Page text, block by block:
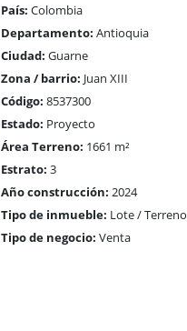
País: Colombia
Departamento: Antioquia
Ciudad: Guarne
Zona / barrio: Juan XIII
Código: 8537300
Estado: Proyecto
Área Terreno: 1661 m²
Estrato: 3
Año construcción: 2024
Tipo de inmueble: Lote / Terreno
Tipo de negocio: Venta